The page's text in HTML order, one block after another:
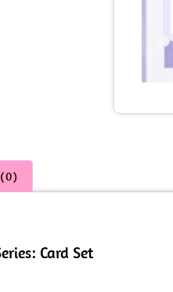
Card Set